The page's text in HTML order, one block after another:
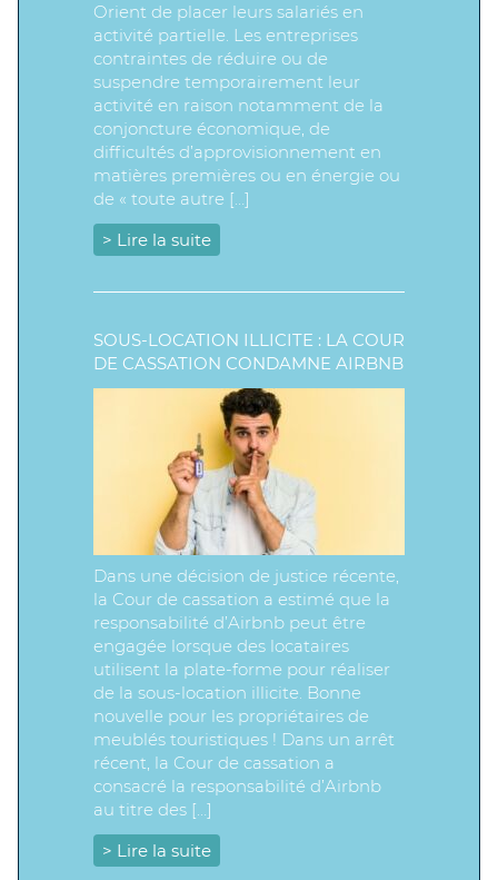
Orient de placer leurs salariés en
activité partielle. Les entreprises
contraintes de réduire ou de
suspendre temporairement leur
activité en raison notamment de la
conjoncture économique, de
difficultés d’approvisionnement en
matières premières ou en énergie ou
de « toute autre […]
> Lire la suite
SOUS-LOCATION ILLICITE : LA COUR
DE CASSATION CONDAMNE AIRBNB
Dans une décision de justice récente,
la Cour de cassation a estimé que la
responsabilité d’Airbnb peut être
engagée lorsque des locataires
utilisent la plate-forme pour réaliser
de la sous-location illicite. Bonne
nouvelle pour les propriétaires de
meublés touristiques ! Dans un arrêt
récent, la Cour de cassation a
consacré la responsabilité d’Airbnb
au titre des […]
> Lire la suite